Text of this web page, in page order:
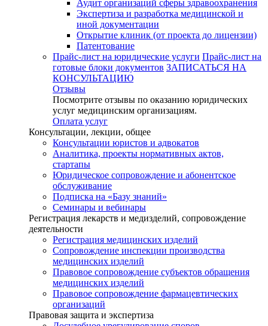
Аудит организаций сферы здравоохранения
Экспертиза и разработка медицинской и
иной документации
Открытие клиник (от проекта до лицензии)
Патентование
Прайс-лист на юридические услуги Прайс-лист на
готовые блоки документов ЗАПИСАТЬСЯ НА
КОНСУЛЬТАЦИЮ
Отзывы
Посмотрите отзывы по оказанию юридических
услуг медицинским организациям.
Оплата услуг
Консультации, лекции, общее
Консультации юристов и адвокатов
Аналитика, проекты нормативных актов,
стартапы
Юридическое сопровождение и абонентское
обслуживание
Подписка на «Базу знаний»
Семинары и вебинары
Регистрация лекарств и медизделий, сопровождение
деятельности
Регистрация медицинских изделий
Сопровождение инспекции производства
медицинских изделий
Правовое сопровождение субъектов обращения
медицинских изделий
Правовое сопровождение фармацевтических
организаций
Правовая защита и экспертиза